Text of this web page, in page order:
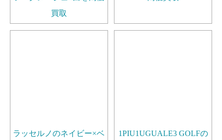
買取
ラッセルノのネイビー×ベ
1PIU1UGUALE3 GOLFの